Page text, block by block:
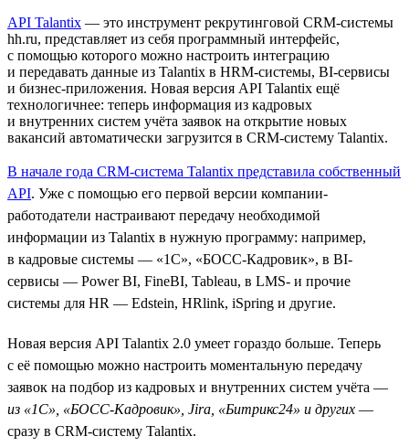
API Talantix — это инструмент рекрутинговой СRM-системы
hh.ru, представляет из себя программный интерфейс,
с помощью которого можно настроить интеграцию
и передавать данные из Talantix в HRM-системы, BI-сервисы
и бизнес-приложения. Новая версия API Talantix ещё
технологичнее: теперь информация из кадровых
и внутренних систем учёта заявок на открытие новых
вакансий автоматически загрузится в CRM-систему Talantix.
В начале года CRM-система Talantix представила собственный
API. Уже с помощью его первой версии компании-
работодатели настраивают передачу необходимой
информации из Talantix в нужную программу: например,
в кадровые системы — «1С», «БОСС-Кадровик», в BI-
сервисы — Power BI, FineBI, Tableau, в LMS- и прочие
системы для HR — Edstein, HRlink, iSpring и другие.
Новая версия API Talantix 2.0 умеет гораздо больше. Теперь
с её помощью можно настроить моментальную передачу
заявок на подбор из кадровых и внутренних систем учёта —
из «1С», «БОСС-Кадровик», Jira, «Битрикс24» и других —
сразу в CRM-систему Talantix.